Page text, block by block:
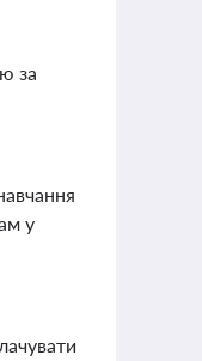
за
у